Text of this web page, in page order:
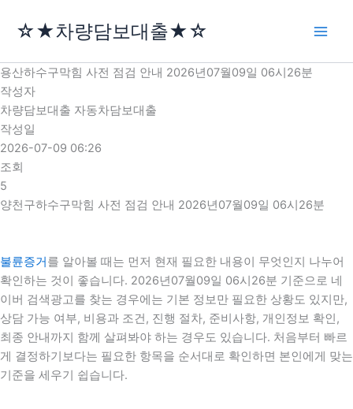
로
건
너
뛰
기
☆★차량담보대출★☆
용산하수구막힘 사전 점검 안내 2026년07월09일 06시26분
작성자
차량담보대출 자동차담보대출
작성일
2026-07-09 06:26
조회
5
양천구하수구막힘 사전 점검 안내 2026년07월09일 06시26분
불륜증거를 알아볼 때는 먼저 현재 필요한 내용이 무엇인지 나누어
확인하는 것이 좋습니다. 2026년07월09일 06시26분 기준으로 네
이버 검색광고를 찾는 경우에는 기본 정보만 필요한 상황도 있지만,
상담 가능 여부, 비용과 조건, 진행 절차, 준비사항, 개인정보 확인,
최종 안내까지 함께 살펴봐야 하는 경우도 있습니다. 처음부터 빠르
게 결정하기보다는 필요한 항목을 순서대로 확인하면 본인에게 맞는
기준을 세우기 쉽습니다.